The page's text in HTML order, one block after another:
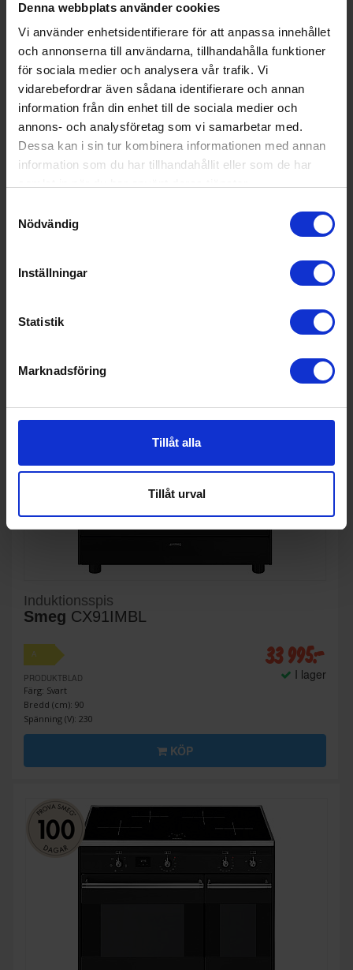
Denna webbplats använder cookies
Vi använder enhetsidentifierare för att anpassa innehållet
och annonserna till användarna, tillhandahålla funktioner
för sociala medier och analysera vår trafik. Vi
vidarebefordrar även sådana identifierare och annan
information från din enhet till de sociala medier och
annons- och analysföretag som vi samarbetar med.
Dessa kan i sin tur kombinera informationen med annan
information som du har tillhandahållit eller som de har
Nödvändig
Inställningar
Statistik
Marknadsföring
Tillåt alla
Tillåt urval
Induktionsspis
SmegC92IMMB2 - 90cm, induktion, 5 års
PRODUKTBLAD
Spänning (V): 230
I lager
Induktionsspis
Smeg CX91IMBL
A
PRODUKTBLAD
Färg: Svart
Bredd (cm): 90
Spänning (V): 230
33 995:-
I lager
KÖP